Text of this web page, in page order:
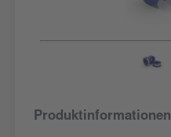
Produktinformationen